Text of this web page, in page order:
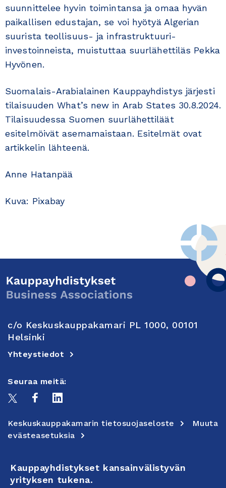
suunnittelee hyvin toimintansa ja omaa hyvän
paikallisen edustajan, se voi hyötyä Algerian
suurista teollisuus- ja infrastruktuuri-
investoinneista, muistuttaa suurlähettiläs Pekka
Hyvönen.
Suomalais-Arabialainen Kauppayhdistys järjesti
tilaisuuden What’s new in Arab States 30.8.2024.
Tilaisuudessa Suomen suurlähettiläät
esitelmöivät asemamaistaan. Esitelmät ovat
artikkelin lähteenä.
Anne Hatanpää
Kuva: Pixabay
c/o Keskuskauppakamari PL 1000, 00101
Helsinki
Yhteystiedot
Seuraa meitä:
Keskuskauppakamarin tietosuojaseloste
Muuta
evästeasetuksia
Kauppayhdistykset kansainvälistyvän
yrityksen tukena.